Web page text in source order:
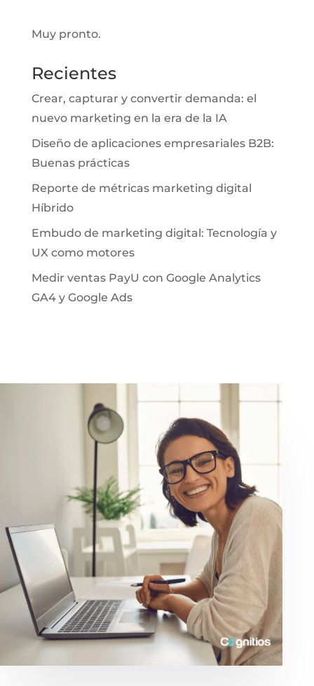
Muy pronto.
Recientes
Crear, capturar y convertir demanda: el
nuevo marketing en la era de la IA
Diseño de aplicaciones empresariales B2B:
Buenas prácticas
Reporte de métricas marketing digital
Híbrido
Embudo de marketing digital: Tecnología y
UX como motores
Medir ventas PayU con Google Analytics
GA4 y Google Ads